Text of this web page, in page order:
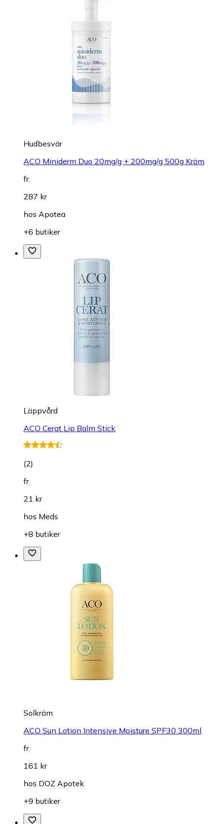
Hudbesvär
ACO Miniderm Duo 20mg/g + 200mg/g 500g Kräm
fr.
287 kr
hos Apotea
+6 butiker
Läppvård
ACO Cerat Lip Balm Stick
(2)
fr.
21 kr
hos Meds
+8 butiker
Solkräm
ACO Sun Lotion Intensive Moisture SPF30 300ml
fr.
161 kr
hos DOZ Apotek
+9 butiker